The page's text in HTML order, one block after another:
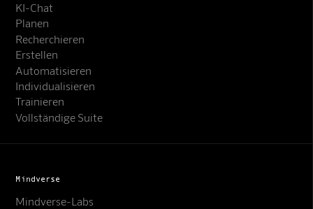
KI-Chat
Planen
Recherchieren
Erstellen
Automatisieren
Individualisieren
Trainieren
Vollständige Suite
Mindverse
Mindverse-Labs